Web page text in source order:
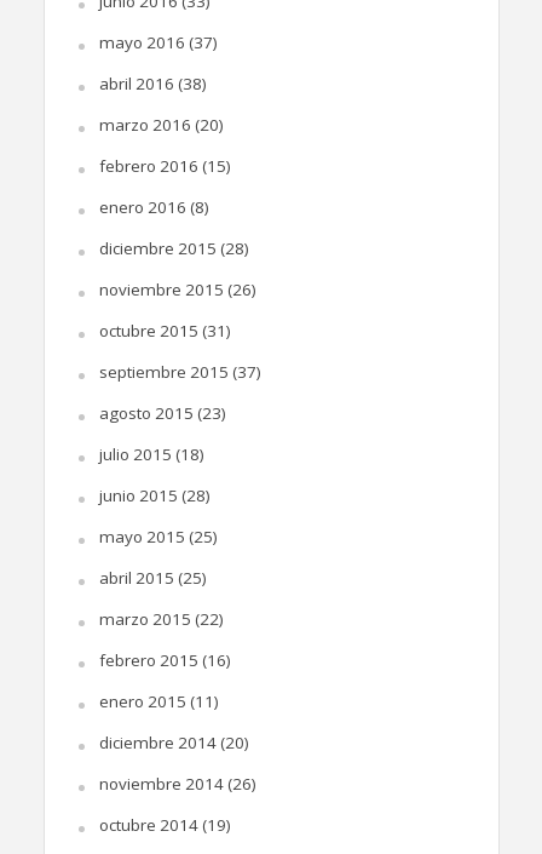
mayo 2016 (37)
abril 2016 (38)
marzo 2016 (20)
febrero 2016 (15)
enero 2016 (8)
diciembre 2015 (28)
noviembre 2015 (26)
octubre 2015 (31)
septiembre 2015 (37)
agosto 2015 (23)
julio 2015 (18)
junio 2015 (28)
mayo 2015 (25)
abril 2015 (25)
marzo 2015 (22)
febrero 2015 (16)
enero 2015 (11)
diciembre 2014(20)
noviembre 2014(26)
octubre 2014(19)